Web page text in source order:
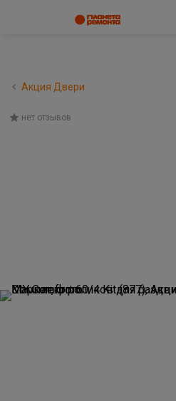
Акция Двери
нет отзывов